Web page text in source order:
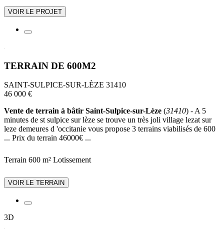
VOIR LE PROJET
TERRAIN DE 600M2
SAINT-SULPICE-SUR-LÈZE 31410
46 000 €
Vente de terrain à bâtir Saint-Sulpice-sur-Lèze (31410) - A 5
minutes de st sulpice sur lèze se trouve un très joli village lezat sur
leze demeures d 'occitanie vous propose 3 terrains viabilisés de 600
... Prix du terrain 46000€ ...
Terrain 600 m² Lotissement
VOIR LE TERRAIN
3D